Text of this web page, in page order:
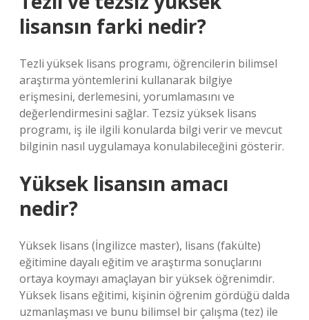
lisansın farki nedir?
Tezli yüksek lisans programı, öğrencilerin bilimsel
araştırma yöntemlerini kullanarak bilgiye
erişmesini, derlemesini, yorumlamasını ve
değerlendirmesini sağlar. Tezsiz yüksek lisans
programı, iş ile ilgili konularda bilgi verir ve mevcut
bilginin nasıl uygulamaya konulabileceğini gösterir.
Yüksek lisansın amacı
nedir?
Yüksek lisans (İngilizce master), lisans (fakülte)
eğitimine dayalı eğitim ve araştırma sonuçlarını
ortaya koymayı amaçlayan bir yüksek öğrenimdir.
Yüksek lisans eğitimi, kişinin öğrenim gördüğü dalda
uzmanlaşması ve bunu bilimsel bir çalışma (tez) ile